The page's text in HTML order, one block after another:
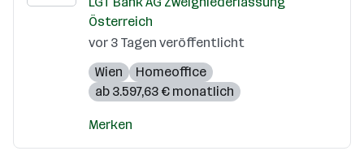
Österreich
vor 3 Tagen veröffentlicht
Wien
Homeoffice
ab 3.597,63 € monatlich
Merken